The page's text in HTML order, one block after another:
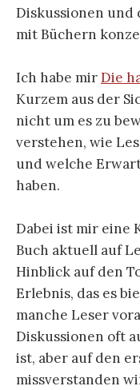
Diskussionen und
mit Büchern
Ich habe mirDie
Kurzem aus der
nicht um es zu
verstehen, wie
und welche
haben.
Dabei ist mir eine
Buch aktuell auf
Hinblick auf den
Erlebnis, das es
manche Leser
Diskussionen oft
ist, aber auf den
missverstanden